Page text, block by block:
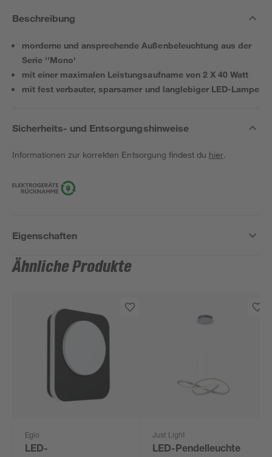
Beschreibung
morderne und ansprechende Außenbeleuchtung aus der
Serie ''Mono'
mit einer maximalen Leistungsaufname von 2 X 40 Watt
mit fest verbauter, sparsamer und langlebiger LED-Lampe
Sicherheits- und Entsorgungshinweise
Informationen zur korrekten Entsorgung findest du hier.
Eigenschaften
Ähnliche Produkte
Eglo
LED-
Just Light
LED-Pendelleuchte